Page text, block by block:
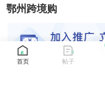
首页 帖子
鄂州跨境购